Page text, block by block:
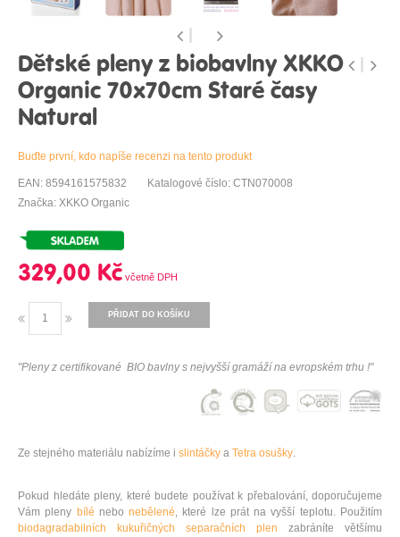
Dětské pleny z biobavlny XKKO
Organic 70x70cm Staré časy
Natural
Buďte první, kdo napíše recenzi na tento produkt
EAN: 8594161575832
Katalogové číslo: CTN070008
Značka: XKKO Organic
329,00 Kč
PŘIDAT DO KOŠÍKU
"Pleny z certifikované BIO bavlny s nejvyšší gramáží na evropském trhu !"
Ze stejného materiálu nabízíme i slintáčky a Tetra osušky.
Pokud hledáte pleny, které budete používat k přebalování, doporučujeme
Vám pleny bílé nebonebělené, které lze prát na vyšší teplotu. Použitím
biodagradabilních kukuřičných separačních plen zabráníte většímu